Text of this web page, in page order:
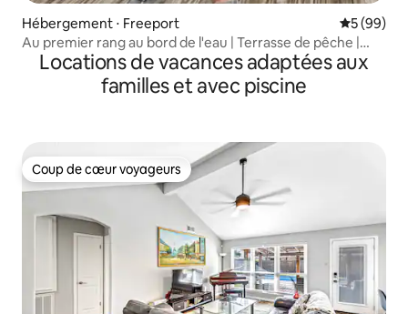
Hébergement ⋅ Freeport
5 (99)
Au premier rang au bord de l'eau | Terrasse de pêche |
Animaux de compagnie
Locations de vacances adaptées aux
familles et avec piscine
Coup de cœur voyageurs
Coup de cœur voyageurs